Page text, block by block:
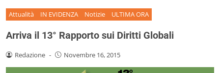
Attualità IN EVIDENZA Notizie ULTIMA ORA
Arriva il 13° Rapporto sui Diritti Globali
Redazione - Novembre 16, 2015